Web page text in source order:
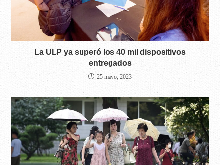
La ULP ya superó los 40 mil dispositivos
entregados
25 mayo, 2023